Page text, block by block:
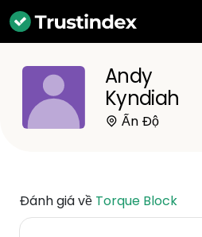
Andy
Kyndiah
Ấn Độ
Đánh giá về Torque Block